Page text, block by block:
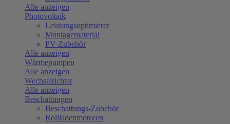
Alle anzeigen
Photovoltaik
Leistungsoptimierer
Montagematerial
PV-Zubehör
Alle anzeigen
Wärmepumpen
Alle anzeigen
Wechselrichter
Alle anzeigen
Beschattungen
Beschattungs-Zubehör
Rollladenmotoren